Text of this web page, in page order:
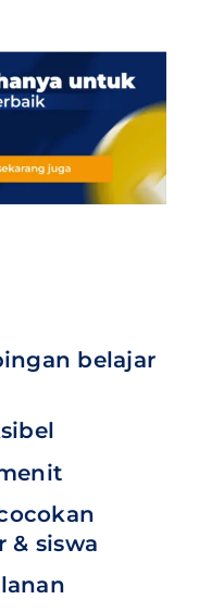
belajar
& siswa